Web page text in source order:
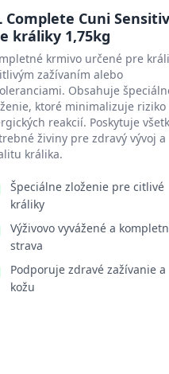
Complete Cuni
králiky 1,75kg
krmivo určené pre
zažívaním alebo
Obsahuje
ktoré minimalizuje riziko
reakcií. Poskytuje
živiny pre zdravý vývoj a
králika.
Špeciálne zloženie pre citlivé
králiky
Výživovo vyvážené a
strava
Podporuje zdravé zažívanie a
kožu